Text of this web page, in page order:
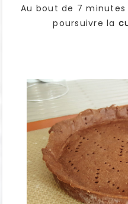
Au bout de 7 minutes
poursuivre la